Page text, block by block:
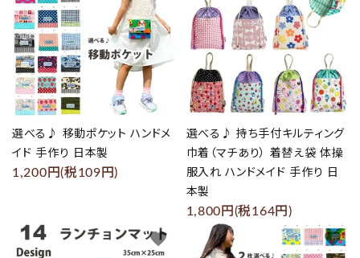
選べる♪ 移動ポケット ハンドメ
イド 手作り 日本製
1,200円(税109円)
選べる♪ 持ち手付キルティング
巾着（マチあり） 着替え袋 体操
服入れ ハンドメイド 手作り 日
本製
1,800円(税164円)
favorite favorite